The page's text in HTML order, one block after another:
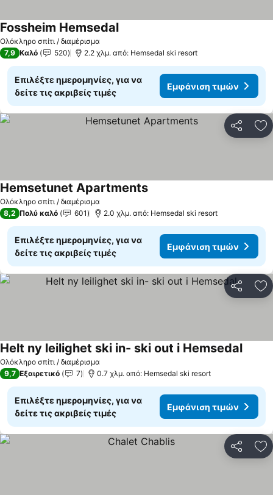
Ολόκληρο σπίτι / διαμέρισμα
Fossheim Hemsedal
7,9 Καλό 520 2.2 χλμ. από: Hemsedal ski resort
Επιλέξτε ημερομηνίες, για να
δείτε τις ακριβείς τιμές
Εμφάνιση τιμών
Ολόκληρο σπίτι / διαμέρισμα
Hemsetunet Apartments
8,2 Πολύ καλό 601 2.0 χλμ. από: Hemsedal ski resort
Επιλέξτε ημερομηνίες, για να
δείτε τις ακριβείς τιμές
Εμφάνιση τιμών
Ολόκληρο σπίτι / διαμέρισμα
Helt ny leilighet ski in- ski out i Hemsedal
9,7 Εξαιρετικό 7 0.7 χλμ. από: Hemsedal ski resort
Επιλέξτε ημερομηνίες, για να
δείτε τις ακριβείς τιμές
Εμφάνιση τιμών